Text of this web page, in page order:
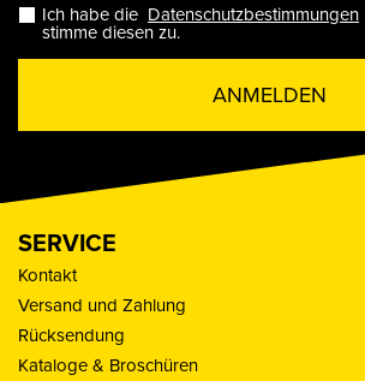
Ich habe die Datenschutzbestimmungen
stimme diesen zu.
ANMELDEN
SERVICE
Kontakt
Versand und Zahlung
Rücksendung
Kataloge & Broschüren